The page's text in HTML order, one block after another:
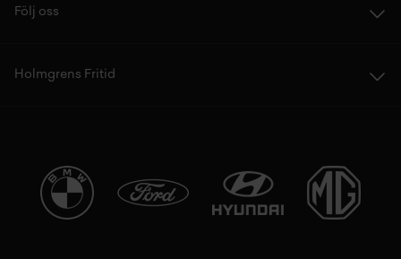
Följ oss
Holmgrens Fritid